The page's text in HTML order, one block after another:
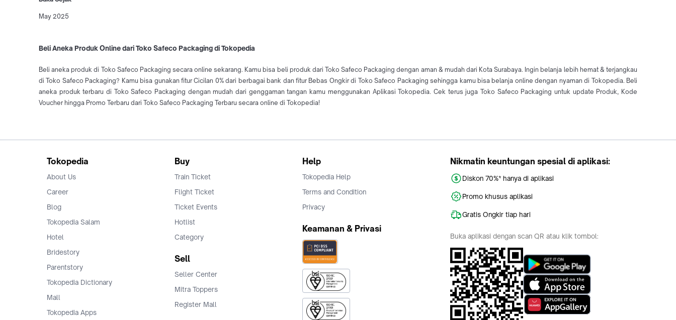
May 2025
Beli Aneka Produk Online dari Toko Safeco Packaging di Tokopedia
Beli aneka produk di Toko Safeco Packaging secara online sekarang. Kamu bisa beli produk dari Toko Safeco Packaging dengan aman & mudah dari Kota Surabaya. Ingin belanja lebih hemat & terjangkau
di Toko Safeco Packaging? Kamu bisa gunakan fitur Cicilan 0% dari berbagai bank dan fitur Bebas Ongkir di Toko Safeco Packaging sehingga kamu bisa belanja online dengan nyaman di Tokopedia. Beli
aneka produk terbaru di Toko Safeco Packaging dengan mudah dari genggaman tangan kamu menggunakan Aplikasi Tokopedia. Cek terus juga Toko Safeco Packaging untuk update Produk, Kode
Voucher hingga Promo Terbaru dari Toko Safeco Packaging Terbaru secara online di Tokopedia!
Tokopedia
About Us
Career
Blog
Tokopedia Salam
Hotel
Bridestory
Parentstory
Tokopedia Dictionary
Mall
Tokopedia Apps
Buy
Train Ticket
Flight Ticket
Ticket Events
Hotlist
Category
Sell
Seller Center
Mitra Toppers
Register Mall
Help
Tokopedia Help
Terms and Condition
Privacy
Keamanan & Privasi
Nikmatin keuntungan spesial di aplikasi:
Diskon 70%* hanya di aplikasi
Promo khusus aplikasi
Gratis Ongkir tiap hari
Buka aplikasi dengan scan QR atau klik tombol: